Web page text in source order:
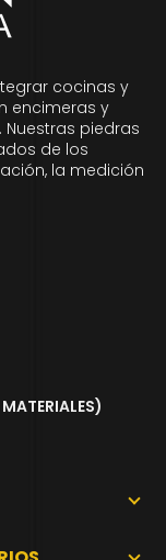
cocinas y
encimeras y
piedras
de los
la medición